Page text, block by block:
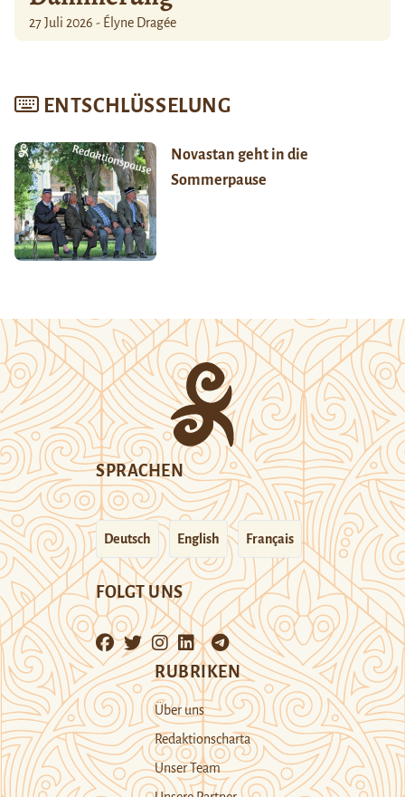
27 Juli 2026 - Élyne Dragée
ENTSCHLÜSSELUNG
Novastan geht in die
Sommerpause
SPRACHEN
Deutsch English Français
FOLGT UNS
RUBRIKEN
Über uns
Redaktionscharta
Unser Team